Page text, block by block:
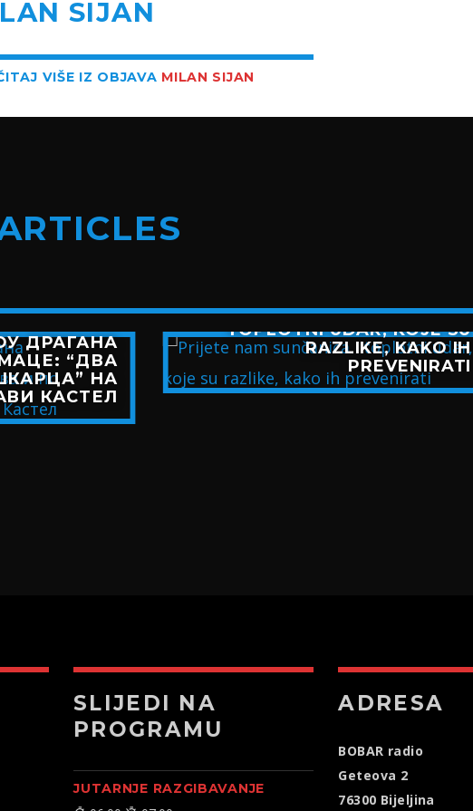
SIJAN
VIŠE IZ OBJAVA MILAN SIJAN
ДРАГАНА
“ДВА
НА
КАСТЕЛ
PRIJETE NAM SUNČANICA I
TOPLOTNI UDAR, KOJE SU
RAZLIKE, KAKO IH
PREVENIRATI
SLIJEDI NA
PROGRAMU
JUTARNJE RAZGIBAVANJE
ADRESA
BOBAR radio
Geteova 2
76300 Bijeljina